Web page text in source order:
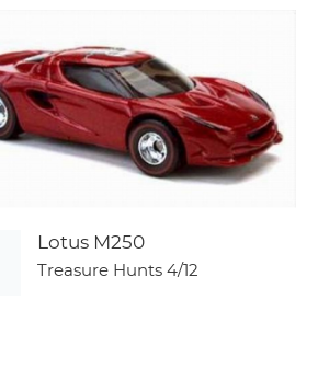
Lotus M250
Treasure Hunts 4/12